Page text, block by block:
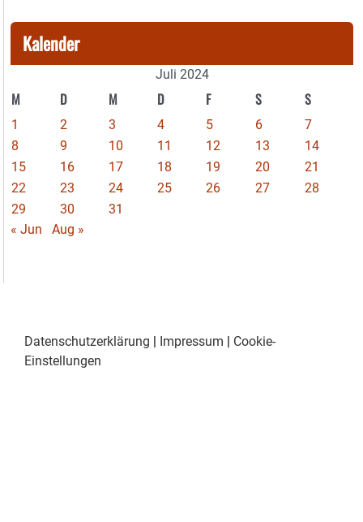
Kalender
Juli 2024
M D M D F S S
1 2 3 4 5 6
7
8
9 10 11 12 13
14
15
16 17 18 19 20
21
22
23 24 25 26 27
28
29
30
31
« Jun
Aug »
Datenschutzerklärung Impressum
Cookie-
Einstellungen